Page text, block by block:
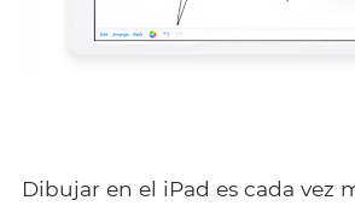
Dibujar en el iPad es cada vez